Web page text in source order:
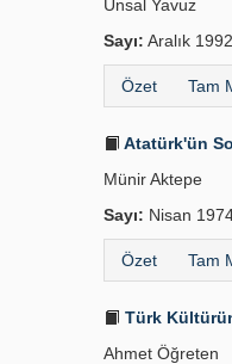
Ünsal Yavuz
Sayı: Aralık
Özet Tam
Atatürk'ün
Münir Aktepe
Sayı: Nisan
Özet Tam
Türk
Ahmet Öğreten